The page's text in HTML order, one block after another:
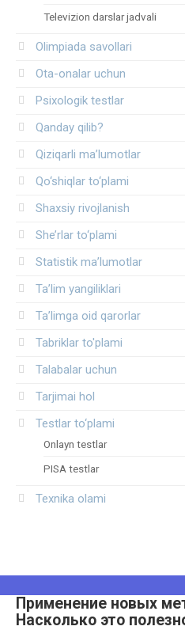
Televizion darslar jadvali
Olimpiada savollari
Ota-onalar uchun
Psixologik testlar
Qanday qilib?
Qiziqarli ma’lumotlar
Qo‘shiqlar to‘plami
Shaxsiy rivojlanish
She’rlar to‘plami
Statistik ma’lumotlar
Ta’lim yangiliklari
Ta’limga oid qarorlar
Tabriklar to'plami
Talabalar uchun
Tarjimai hol
Testlar to‘plami
Onlayn testlar
PISA testlar
Texnika olami
Применение новых
Насколько это